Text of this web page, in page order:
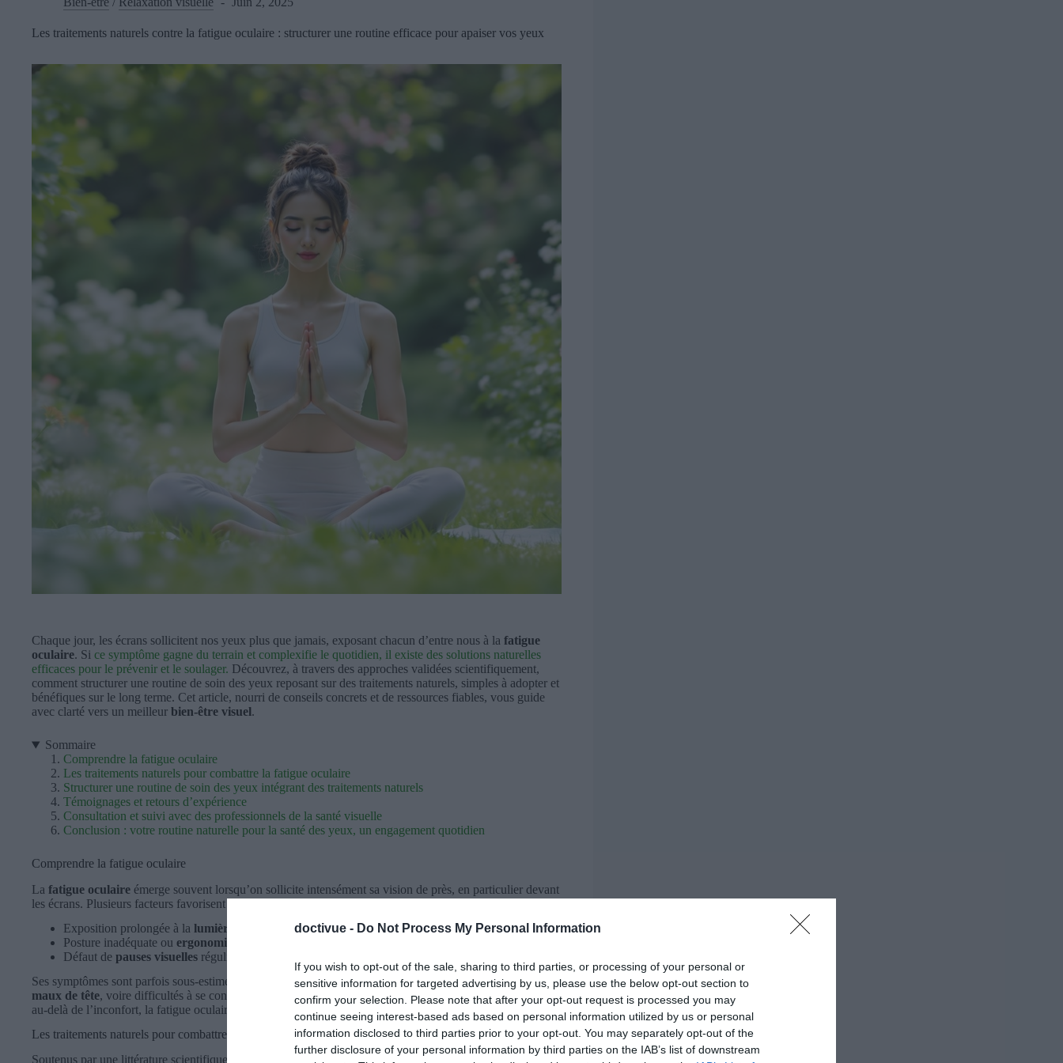
doctivue - Do Not Process My Personal Information
If you wish to opt-out of the sale, sharing to third parties, or processing of your personal or
sensitive information for targeted advertising by us, please use the below opt-out section to
confirm your selection. Please note that after your opt-out request is processed you may
continue seeing interest-based ads based on personal information utilized by us or personal
information disclosed to third parties prior to your opt-out. You may separately opt-out of the
further disclosure of your personal information by third parties on the IAB’s list of downstream
Les traitements naturels contre la fatigue oculaire : structurer une routine efficace pour apaiser vos yeux
Chaque jour, les écrans sollicitent nos yeux plus que jamais, exposant chacun d’entre nous à la fatigue
oculaire. Si ce symptôme gagne du terrain et complexifie le quotidien, il existe des solutions naturelles
efficaces pour le prévenir et le soulager. Découvrez, à travers des approches validées scientifiquement,
comment structurer une routine de soin des yeux reposant sur des traitements naturels, simples à adopter et
bénéfiques sur le long terme. Cet article, nourri de conseils concrets et de ressources fiables, vous guide
avec clarté vers un meilleur bien-être visuel.
Sommaire
Comprendre la fatigue oculaire
Les traitements naturels pour combattre la fatigue oculaire
Structurer une routine de soin des yeux intégrant des traitements naturels
Témoignages et retours d’expérience
Consultation et suivi avec des professionnels de la santé visuelle
Conclusion : votre routine naturelle pour la santé des yeux, un engagement quotidien
Comprendre la fatigue oculaire
La fatigue oculaire émerge souvent lorsqu’on sollicite intensément sa vision de près, en particulier devant
les écrans. Plusieurs facteurs favorisent ce trouble :
Exposition prolongée à la lumière bleue
des écrans.
Posture inadéquate ou ergonomie défaillante
Défaut de pauses visuelles régulières.
Ses symptômes sont parfois sous-estimés :
picotements, yeux secs, vision trouble, sensation de lourdeur,
maux de tête, voire difficultés à se concentrer. Ressentir ces signes doit inciter à revoir ses habitudes, car,
au-delà de l’inconfort, la fatigue oculaire chronique fragilise durablement la
vue
Les traitements naturels pour combattre la fatigue oculaire
Soutenus par une littérature scientifique sérieuse, les traitements naturels s’intègrent harmonieusement à